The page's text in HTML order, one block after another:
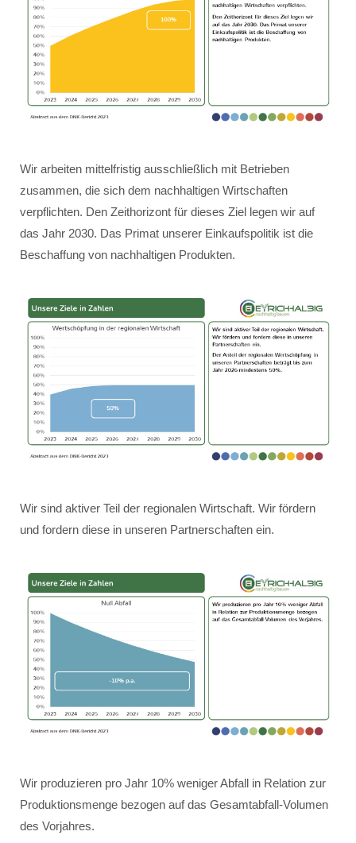
Wir arbeiten mittelfristig ausschließlich mit Betrieben
zusammen, die sich dem nachhaltigen Wirtschaften
verpflichten. Den Zeithorizont für dieses Ziel legen wir auf
das Jahr 2030. Das Primat unserer Einkaufspolitik ist die
Beschaffung von nachhaltigen Produkten.
Wir sind aktiver Teil der regionalen Wirtschaft. Wir fördern
und fordern diese in unseren Partnerschaften ein.
Wir produzieren pro Jahr 10% weniger Abfall in Relation zur
Produktionsmenge bezogen auf das Gesamtabfall-Volumen
des Vorjahres.